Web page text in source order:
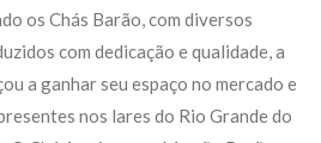
os Chás Barão, com diversos
com dedicação e qualidade, a
a ganhar seu espaço no mercado e
nos lares do Rio Grande do